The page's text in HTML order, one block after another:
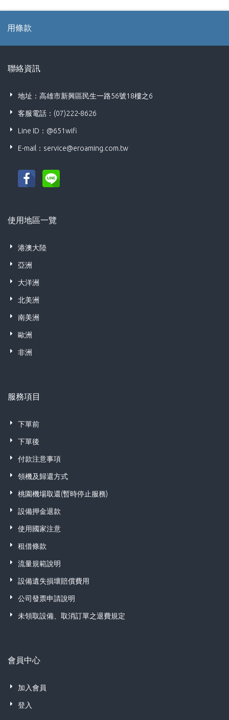
聯絡資訊
地址：高雄市新興區民生一路56號18樓之6
客服電話：(07)222-8626
Line ID：@651wifi
E-mail： service@eroaming.com.tw
使用地區一覽
港澳大陸
亞洲
大洋洲
北美洲
南美洲
歐洲
非洲
服務項目
下單前
下單後
付款注意事項
領機及歸還方式
桃園機場取還(暫時停止服務)
設備押金退款
使用國家注意
租借條款
流量規範說明
設備遺失損壞賠償費用
公司發票申請說明
未領取設備、取消訂單之退費規定
會員中心
加入會員
登入